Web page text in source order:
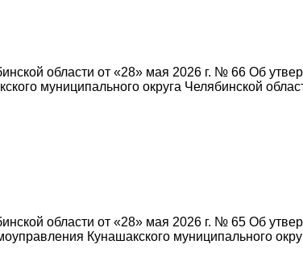
области от «28» мая 2026 г. № 66 Об
муниципального округа Челябинской
области от «28» мая 2026 г. № 65 Об
Кунашакского муниципального